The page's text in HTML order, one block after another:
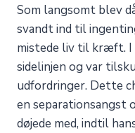
Som langsomt blev
svandt ind til
mistede liv til kræft. I
sidelinjen og var
udfordringer. Dette
en separationsangst
døjede med, indtil